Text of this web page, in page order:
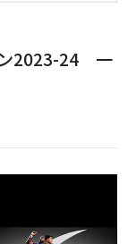
ン2023-24 一